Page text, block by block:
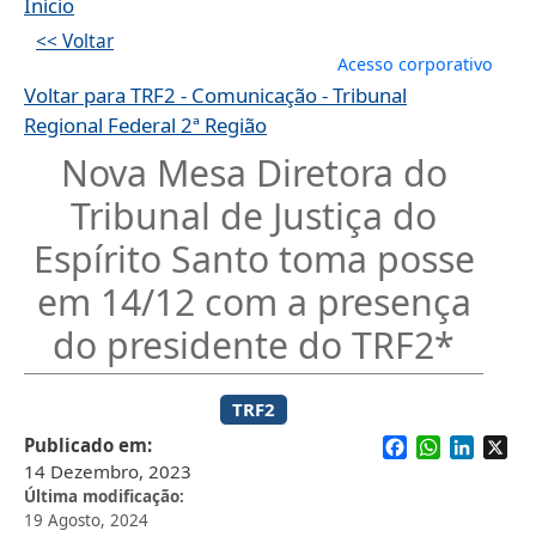
Início
<< Voltar
Menu de
Acesso corporativo
Voltar para TRF2 - Comunicação - Tribunal
Regional Federal 2ª Região
Nova Mesa Diretora do
Tribunal de Justiça do
Espírito Santo toma posse
em 14/12 com a presença
do presidente do TRF2*
TRF2
Publicado em
14 Dezembro, 2023
Última modificação
19 Agosto, 2024
Facebook
WhatsApp